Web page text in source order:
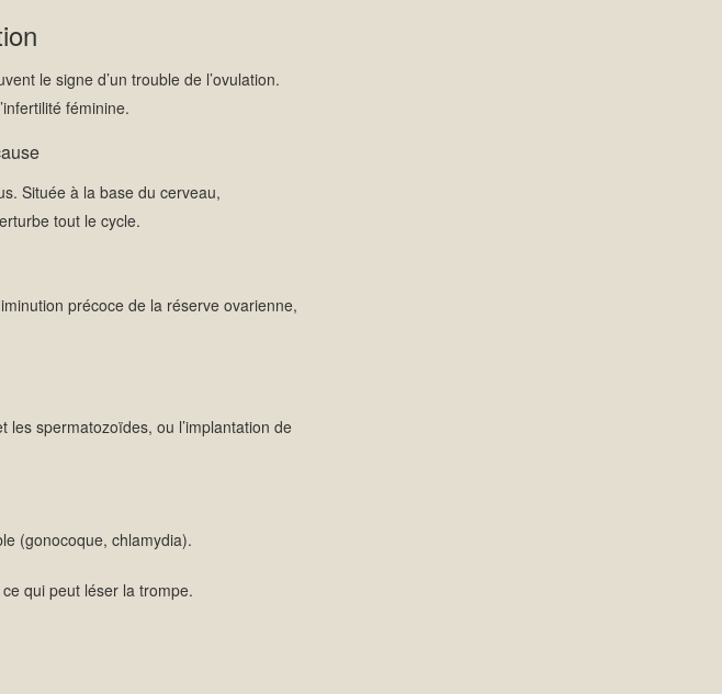
le signe d’un trouble de l’ovulation.
féminine.
Située à la base du cerveau,
tout le cycle.
précoce de la réserve ovarienne,
les spermatozoïdes, ou l’implantation de
(gonocoque, chlamydia).
qui peut léser la trompe.